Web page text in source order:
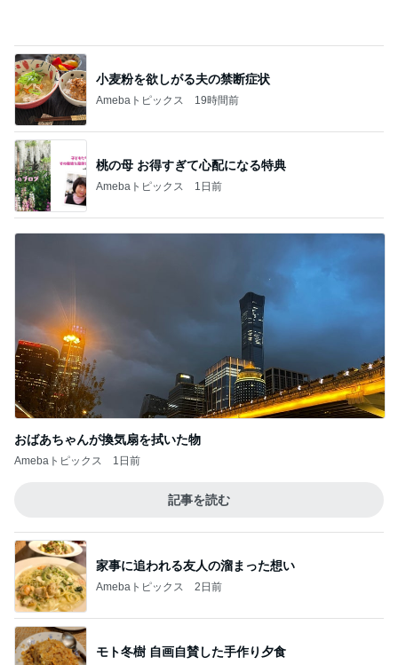
おばあちゃんが換気扇を拭いた物
Amebaトピックス
家事に追われる友人の溜まった想い
Amebaトピックス
モト冬樹 自画自賛した手作り夕食
Amebaトピックス 19時間前
Amebaトピックス 15時間前
はっきりと分かった牛丼の肉の味